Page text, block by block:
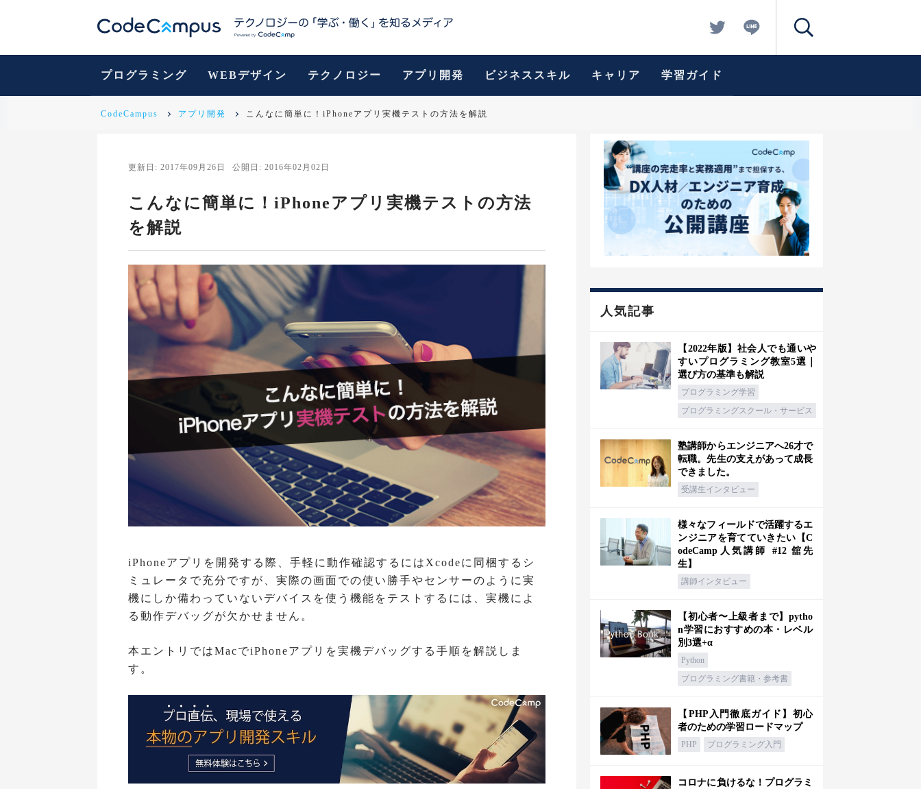
プログラミング WEBデザイン テクノロジー アプリ開発 ビジネススキル キャリア 学習ガイド
CodeCampus アプリ開発 こんなに簡単に！iPhoneアプリ実機テストの方法を解説
更新日: 2017年09月26日 公開日: 2016年02月02日
こんなに簡単に！iPhoneアプリ実機テストの方法
を解説
iPhoneアプリを開発する際、手軽に動作確認するにはXcodeに同梱するシ
ミュレータで充分ですが、実際の画面での使い勝手やセンサーのように実
機にしか備わっていないデバイスを使う機能をテストするには、実機によ
る動作デバッグが欠かせません。
本エントリではMacでiPhoneアプリを実機デバッグする手順を解説しま
す。
人気記事
【2022年版】社会人でも通いや
すいプログラミング教室5選｜
選び方の基準も解説
プログラミング学習
プログラミングスクール・サービス
塾講師からエンジニアへ26才で
転職。先生の支えがあって成長
できました。
受講生インタビュー
様々なフィールドで活躍するエ
ンジニアを育てていきたい【C
odeCamp人気講師 #12 舘先
生】
講師インタビュー
【初心者〜上級者まで】pytho
n学習におすすめの本・レベル
別3選+α
Python
プログラミング書籍・参考書
【PHP入門徹底ガイド】初心
者のための学習ロードマップ
PHP プログラミング入門
コロナに負けるな！プログラミ